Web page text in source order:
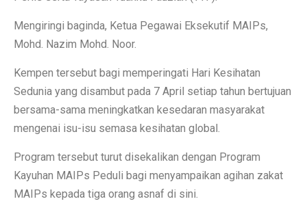
Mengiringi baginda, Ketua Pegawai Eksekutif MAIPs,
Mohd. Nazim Mohd. Noor.
Kempen tersebut bagi memperingati Hari Kesihatan
Sedunia yang disambut pada 7 April setiap tahun bertujuan
bersama-sama meningkatkan kesedaran masyarakat
mengenai isu-isu semasa kesihatan global.
Program tersebut turut disekalikan dengan Program
Kayuhan MAIPs Peduli bagi menyampaikan agihan zakat
MAIPs kepada tiga orang asnaf di sini.